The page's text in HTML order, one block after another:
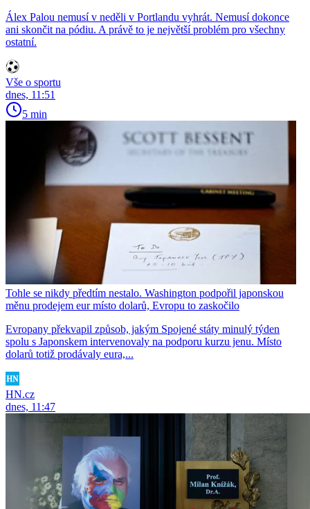
Álex Palou nemusí v neděli v Portlandu vyhrát. Nemusí dokonce
ani skončit na pódiu. A právě to je největší problém pro všechny
ostatní.
Vše o sportu
dnes, 11:51
5 min
Tohle se nikdy předtím nestalo. Washington podpořil japonskou
měnu prodejem eur místo dolarů, Evropu to zaskočilo
Evropany překvapil způsob, jakým Spojené státy minulý týden
spolu s Japonskem intervenovaly na podporu kurzu jenu. Místo
dolarů totiž prodávaly eura,...
HN.cz
dnes, 11:47